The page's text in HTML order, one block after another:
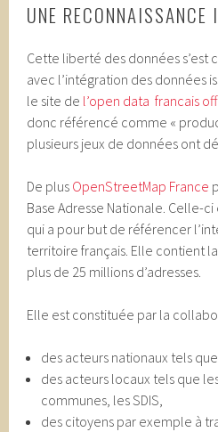
UNE
Cette liberté des données s’est
avec l’intégration des données
le site de l’open data francais
donc référencé comme «
plusieurs jeux de données ont
De plus OpenStreetMap France
Base Adresse Nationale. Celle-
qui a pour but de référencer
territoire français. Elle contient
plus de 25 millions d’adresses.
Elle est constituée par la
des acteurs nationaux tels
des acteurs locaux tels que
communes, les SDIS,
des citoyens par exemple à